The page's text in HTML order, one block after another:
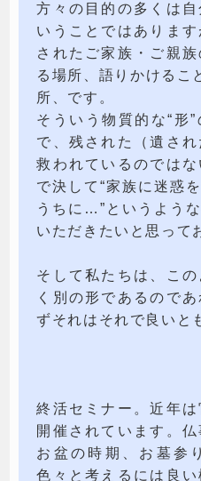
方々の目的の多くは
いうことではありま
されたご家族・ご親
る場所、語りかけるこ
所、です。
そういう物質的な“形
で、残された（遺さ
救われているのでは
で決して“家族に迷惑
うちに…”というよう
いただきたいと思って
そして私たちは、こ
く別の形であるので
ずそれはそれで良いと
終活セミナー。近年
開催されています。
お盆の時期、お墓参
色々と考えるには良